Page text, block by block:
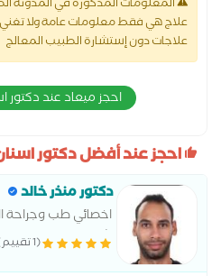
المعلومات المذكورة في المدونة
علاج هي فقط معلومات عامة ولا تغني
علاجات دون إستشارة الطبيب المعالج
احجز ميعاد عند
احجز عند أفضل دكتور
دكتور منذر خالد
اخصائي طب وجراحة
شمس
(1 تقييم)